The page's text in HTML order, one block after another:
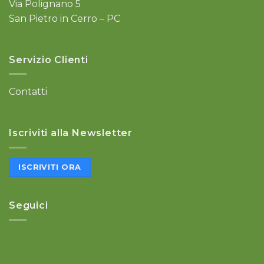
Via Polignano 5
San Pietro in Cerro – PC
Servizio Clienti
Contatti
Iscriviti alla Newsletter
ISCRIVITI ORA
Seguici